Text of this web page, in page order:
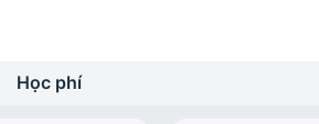
Học phí